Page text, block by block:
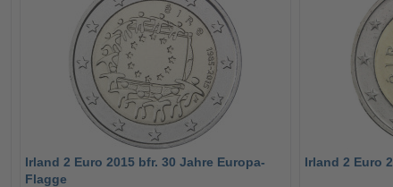
Irland 2 Euro 2015 bfr. 30 Jahre Europa-
Flagge
Irland 2 Euro